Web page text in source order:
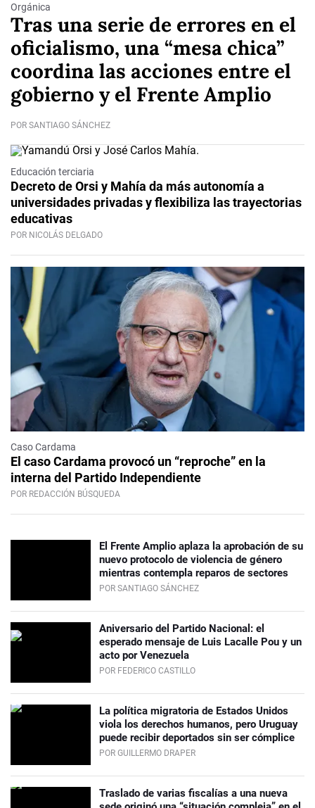
Orgánica
Tras una serie de errores en el
oficialismo, una “mesa chica”
coordina las acciones entre el
gobierno y el Frente Amplio
POR SANTIAGO SÁNCHEZ
Educación terciaria
Decreto de Orsi y Mahía da más autonomía a
universidades privadas y flexibiliza las trayectorias
educativas
POR NICOLÁS DELGADO
Caso Cardama
El caso Cardama provocó un “reproche” en la
interna del Partido Independiente
POR REDACCIÓN BÚSQUEDA
El Frente Amplio aplaza la aprobación de su
nuevo protocolo de violencia de género
mientras contempla reparos de sectores
POR SANTIAGO SÁNCHEZ
Aniversario del Partido Nacional: el
esperado mensaje de Luis Lacalle Pou y un
acto por Venezuela
POR FEDERICO CASTILLO
La política migratoria de Estados Unidos
viola los derechos humanos, pero Uruguay
puede recibir deportados sin ser cómplice
POR GUILLERMO DRAPER
Traslado de varias fiscalías a una nueva